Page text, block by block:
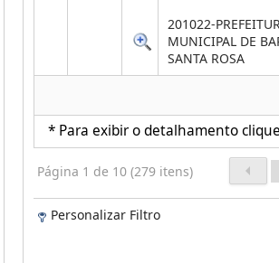
* Para exibir o detalhamento
201022-
MUNICIPAL DE
SANTA ROSA
Página 1 de 10 (279 itens)
Personalizar Filtro